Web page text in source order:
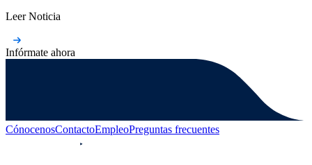
Leer Noticia
Infórmate ahora
CónocenosContactoEmpleoPreguntas frecuentes